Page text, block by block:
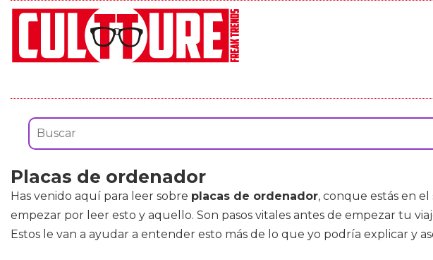
Placas de ordenador
Has venido aquí para leer sobre placas de ordenador, conque estás en
empezar por leer esto y aquello. Son pasos vitales antes de empezar tu
Estos le van a ayudar a entender esto más de lo que yo podría explicar y